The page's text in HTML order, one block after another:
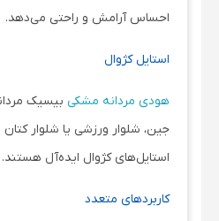
احساس آرامش و راحتی می‌دهد.
استایل کژوال
هودی‌ مردانه مشکی بیسیک
جین، شلوار ورزشی یا شلوار
استایل‌های کژوال ایده‌آل هستند.
کاربردهای متعدد